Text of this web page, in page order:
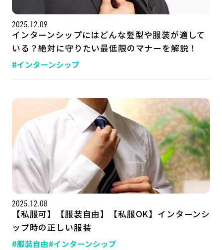
2025.12.09
インターンシップにはどんな髪型や服装が適して
いる？絶対に守りたい最低限のマナーを解説！
#インターンシップ
2025.12.08
【私服可】【服装自由】【私服OK】インターンシ
ップ時の正しい服装
#服装自由#インターンシップ